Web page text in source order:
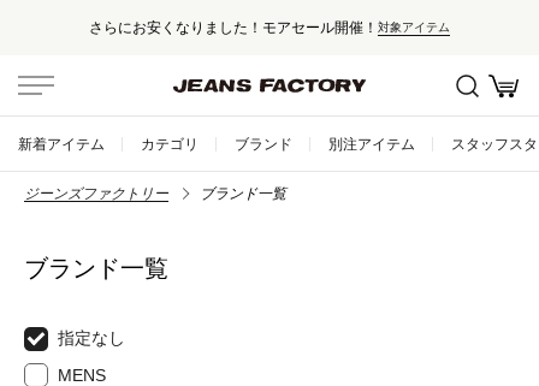
さらにお安くなりました！モアセール開催！対象アイテム
新着アイテム カテゴリ ブランド 別注アイテム スタッフス
ジーンズファクトリー ブランド一覧
ブランド一覧
指定なし
MENS